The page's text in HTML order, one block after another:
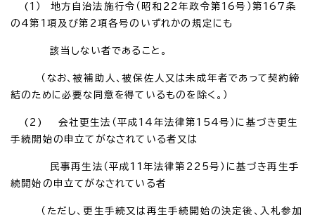
(1） 地方自治法施行令（昭和22年政令第16号）第167条
の4第1項及び第2項各号のいずれかの規定にも
該当しない者であること。
（なお、被補助人、被保佐人又は未成年者であって契約締
結のために必要な同意を得ているものを除く。）
(2) 会社更生法（平成14年法律第154号）に基づき更生
手続開始の申立てがなされている者又は
民事再生法（平成11年法律第225号）に基づき再生手
続開始の申立てがなされている者
（ただし、更生手続又は再生手続開始の決定後、入札参加